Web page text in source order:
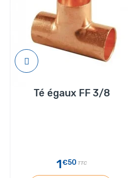
Té égaux FF 3/8
1€50 TTC